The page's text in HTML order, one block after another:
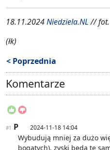
18.11.2024Niedziela.NL// fot.
(łk)
< Poprzednia
Komentarze
#1 P 2024-11-18 14:04
Wybudują mniej za dużo
bogatych), zyski będą te